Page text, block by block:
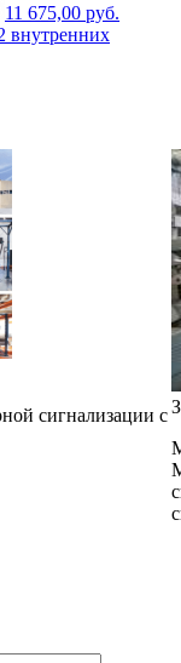
11 675,00 руб.
внутренних
сигнализации с